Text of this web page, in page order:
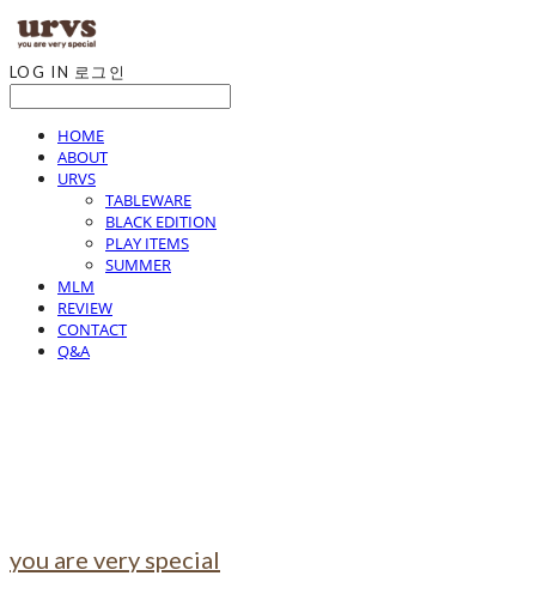
LOG IN 로그인
HOME
ABOUT
URVS
TABLEWARE
BLACK EDITION
PLAY ITEMS
SUMMER
MLM
REVIEW
CONTACT
Q&A
you are very special